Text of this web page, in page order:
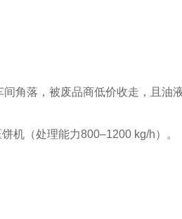
角落，被废品商低价收走，且油液
机（处理能力800–1200 kg/h）。